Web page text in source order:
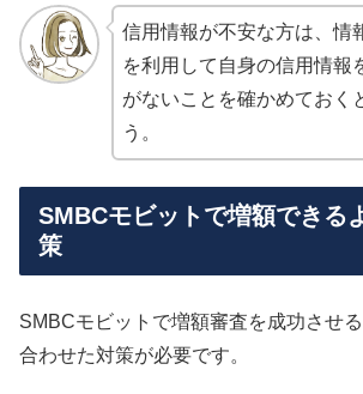
信用情報が不安な方は、情
を利用して自身の信用情報
がないことを確かめておく
う。
SMBCモビットで増額できる
策
SMBCモビットで増額審査を成功させ
合わせた対策が必要です。